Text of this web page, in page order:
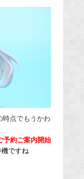
点でもうかわ
予約ご案内開始
ですね